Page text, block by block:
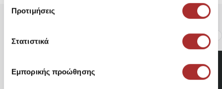
Προτιμήσεις
Στατιστικά
Εμπορικής προώθησης
Κουπα ταξιδιου